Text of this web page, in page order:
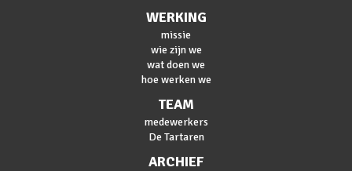
WERKING
missie
wie zijn we
wat doen we
hoe werken we
TEAM
medewerkers
De Tartaren
ARCHIEF